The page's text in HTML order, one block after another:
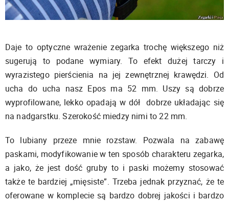
Daje to optyczne wrażenie zegarka trochę większego niż
sugerują to podane wymiary. To efekt dużej tarczy i
wyrazistego pierścienia na jej zewnętrznej krawędzi. Od
ucha do ucha nasz Epos ma 52 mm. Uszy są dobrze
wyprofilowane, lekko opadają w dół dobrze układając się
na nadgarstku. Szerokość miedzy nimi to 22 mm.
To lubiany przeze mnie rozstaw. Pozwala na zabawę
paskami, modyfikowanie w ten sposób charakteru zegarka,
a jako, że jest dość gruby to i paski możemy stosować
także te bardziej „mięsiste”. Trzeba jednak przyznać, że te
oferowane w komplecie są bardzo dobrej jakości i bardzo